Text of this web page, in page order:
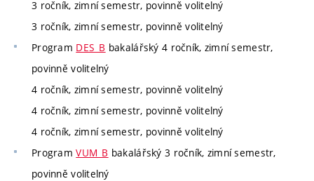
3 ročník, zimní semestr, povinně volitelný
3 ročník, zimní semestr, povinně volitelný
Program DES_B bakalářský 4 ročník, zimní semestr,
povinně volitelný
4 ročník, zimní semestr, povinně volitelný
4 ročník, zimní semestr, povinně volitelný
4 ročník, zimní semestr, povinně volitelný
ProgramVUM_B bakalářský 3 ročník, zimní semestr,
povinně volitelný